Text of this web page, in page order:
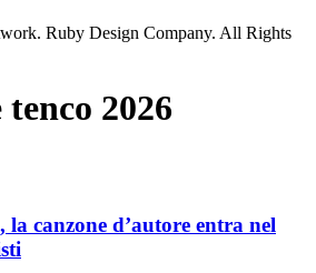
Ruby Design Company. All Rights
2026
la canzone d’autore entra nel